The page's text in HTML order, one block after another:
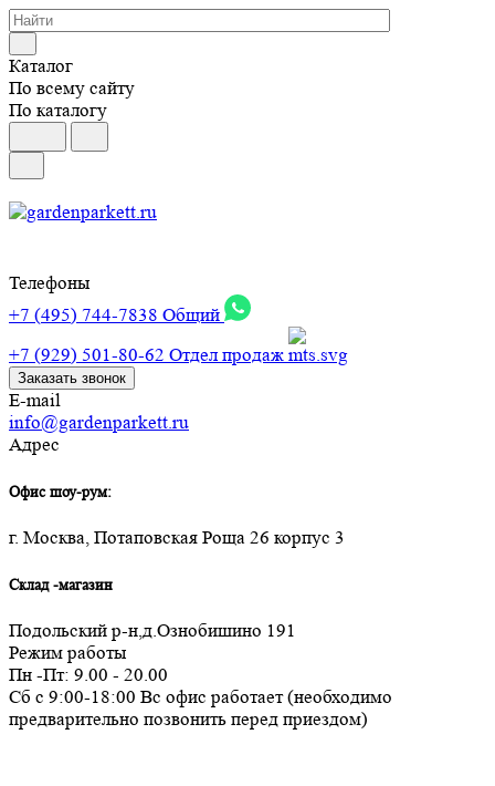
Каталог
По всему сайту
По каталогу
Телефоны
+7 (495) 744-7838 Общий
+7 (929) 501-80-62 Отдел продаж
Заказать звонок
E-mail
info@gardenparkett.ru
Адрес
Офис шоу-рум:
г. Москва, Потаповская Роща 26 корпус 3
Склад -магазин
Подольский р-н,д.Ознобишино 191
Режим работы
Пн -Пт: 9.00 - 20.00
Сб с 9:00-18:00 Вс офис работает (необходимо
предварительно позвонить перед приездом)